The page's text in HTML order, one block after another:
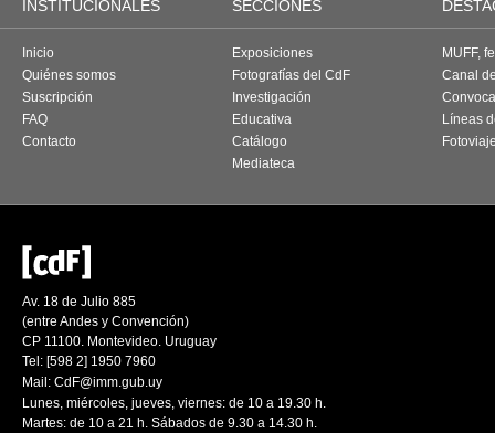
INSTITUCIONALES SECCIONES
Inicio
Quiénes somos
Suscripción
FAQ
Contacto
Exposiciones
Fotografías del CdF
Investigación
Educativa
Catálogo
Mediateca
MUFF,
Canal
Líneas
Av. 18 de Julio 885
(entre Andes y Convención)
CP 11100. Montevideo. Uruguay
Tel: [598 2] 1950 7960
Mail: CdF@imm.gub.uy
Lunes, miércoles, jueves, viernes: de 10 a 19.30 h.
Martes: de 10 a 21 h. Sábados de 9.30 a 14.30 h.